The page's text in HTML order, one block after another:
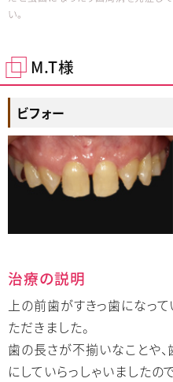
い。
M.T様
ビフォー
治療の説明
上の前歯がすきっ歯になっ
ただきました。
歯の長さが不揃いなことや
にしていらっしゃいましたの